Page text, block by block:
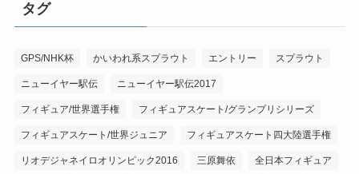
タグ
GPS/NHK杯 かいわれ系スプラウト エントリー スプラウト
ニューイヤー駅伝 ニューイヤー駅伝2017
フィギュア/世界選手権 フィギュアスケート/グランプリシリーズ
フィギュアスケート/世界ジュニア フィギュアスケート四大陸選手権
リオデジャネイロオリンピック2016 三原舞依 全日本フィギュア